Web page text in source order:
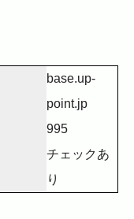
base.up-
point.jp
995
チェックあ
り